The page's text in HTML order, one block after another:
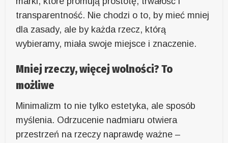
transparentność. Nie chodzi o to, by mieć mniej
dla zasady, ale by każda rzecz, którą
wybieramy, miała swoje miejsce i znaczenie.
Mniej rzeczy, więcej wolności? To
możliwe
Minimalizm to nie tylko estetyka, ale sposób
myślenia. Odrzucenie nadmiaru otwiera
przestrzeń na rzeczy naprawdę ważne –